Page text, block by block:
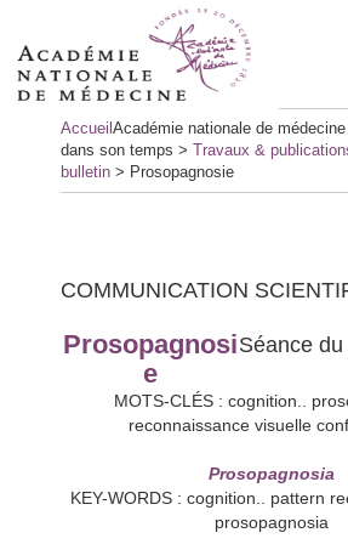
Accueil Académie nationale de
dans son temps > Travaux &
bulletin > Prosopagnosie
COMMUNICATION
Séance
Prosopagnosi
e
MOTS-CLÉS : cognition.. prosopagnosie.
reconnaissance visuelle
Prosopagnosia
KEY-WORDS : cognition.. pattern recognition, visual.
prosopagnosia